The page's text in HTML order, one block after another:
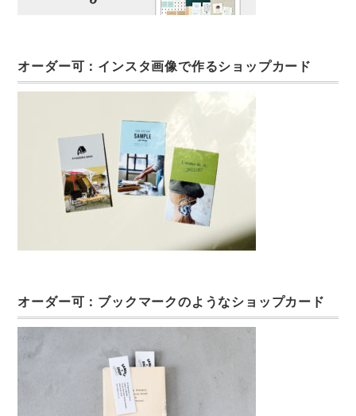
オーダー可：インスタ画像で作るショップカード
オーダー可：ブックマークのようなショップカード